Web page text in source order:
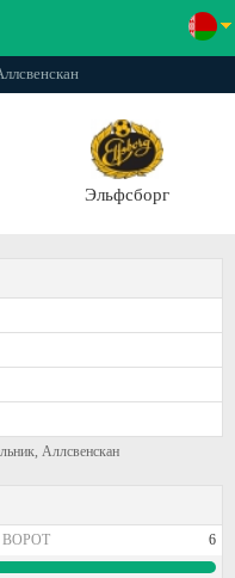
Эльфсборг
Аллсвенскан
6